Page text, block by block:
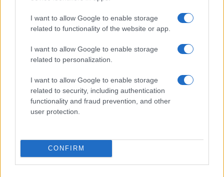
I want to allow Google to enable storage
related to functionality of the website or app.
I want to allow Google to enable storage
related to personalization.
I want to allow Google to enable storage
related to security, including authentication
functionality and fraud prevention, and other
user protection.
CONFIRM
Le Kazakhstan poursuit ses réformes sociétales à marche